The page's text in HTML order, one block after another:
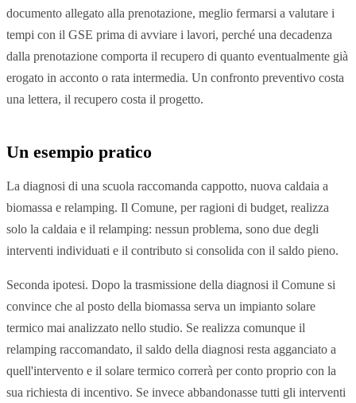
documento allegato alla prenotazione, meglio fermarsi a valutare i
tempi con il GSE prima di avviare i lavori, perché una decadenza
dalla prenotazione comporta il recupero di quanto eventualmente già
erogato in acconto o rata intermedia. Un confronto preventivo costa
una lettera, il recupero costa il progetto.
Un esempio pratico
La diagnosi di una scuola raccomanda cappotto, nuova caldaia a
biomassa e relamping. Il Comune, per ragioni di budget, realizza
solo la caldaia e il relamping: nessun problema, sono due degli
interventi individuati e il contributo si consolida con il saldo pieno.
Seconda ipotesi. Dopo la trasmissione della diagnosi il Comune si
convince che al posto della biomassa serva un impianto solare
termico mai analizzato nello studio. Se realizza comunque il
relamping raccomandato, il saldo della diagnosi resta agganciato a
quell'intervento e il solare termico correrà per conto proprio con la
sua richiesta di incentivo. Se invece abbandonasse tutti gli interventi